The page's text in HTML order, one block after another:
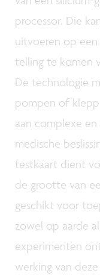
processor. Die
uitvoeren op
telling te komen
De technologie
pompen of
aan complexe
medische
testkaart dient
de grootte van
geschikt voor
zowel op aarde
experimenten
werking van